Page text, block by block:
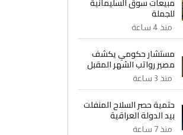
للجملة
منذ 4 ساعة
مستشار حكومي يكشف
مصير رواتب الشهر المقبل
منذ 3 ساعة
حتمية حصر السلاح المنفلت
بيد الدولة العراقية
منذ 7 ساعة